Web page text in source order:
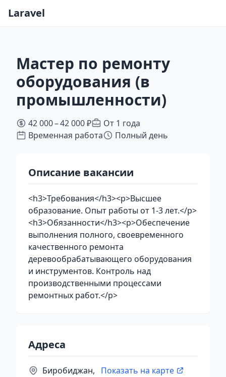
Laravel
Мастер по ремонту
оборудования (в
промышленности)
42 000 – 42 000 ₽
От 1 года
Временная работа
Полный день
Описание вакансии
<h3>Требования</h3><p>Высшее
образование. Опыт работы от 1-3 лет.</p>
<h3>Обязанности</h3><p>Обеспечение
выполнения полного, своевременного
качественного ремонта
деревообрабатывающего оборудования
и инструментов. Контроль над
производственными процессами
ремонтных работ.</p>
Адреса
Биробиджан, Показать на карте